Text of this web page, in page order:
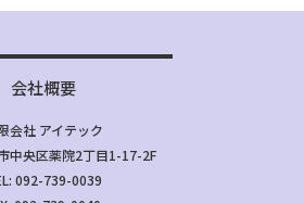
会社概要
会社 アイテック
中央区薬院2丁目1-17-2F
092-739-0039